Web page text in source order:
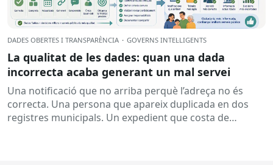
DADES OBERTES I TRANSPARÈNCIA · GOVERNS INTEL·LIGENTS
La qualitat de les dades: quan una dada
incorrecta acaba generant un mal servei
Una notificació que no arriba perquè l’adreça no és
correcta. Una persona que apareix duplicada en dos
registres municipals. Un expedient que costa de